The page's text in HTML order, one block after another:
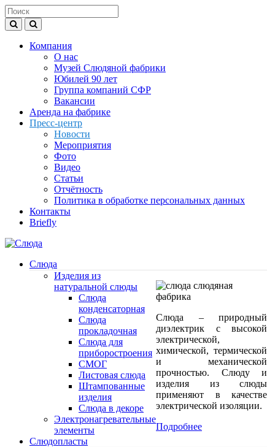
Компания
О нас
Музей Слюдяной фабрики
Юбилей 90 лет
Группа компаний СФР
Вакансии
Аренда на фабрике
Пресс-центр
Новости
Мероприятия
Фото
Видео
Статьи
Отчётность
Политика в обработке персональных данных
Контакты
Briefly
Слюда
Изделия из
натуральной слюды
Слюда
конденсаторная
Слюда
прокладочная
Cлюда для
приборостроения
СМОГ
Листовая слюда
Штампованные
изделия
Слюда в декоре
Электронагревательные
элементы
Слюда – природный
диэлектрик с высокой
электрической,
химической, термической
и механической
прочностью. Слюду и
изделия из слюды
применяют в качестве
электрической изоляции.
Подробнее
Слюдопласты